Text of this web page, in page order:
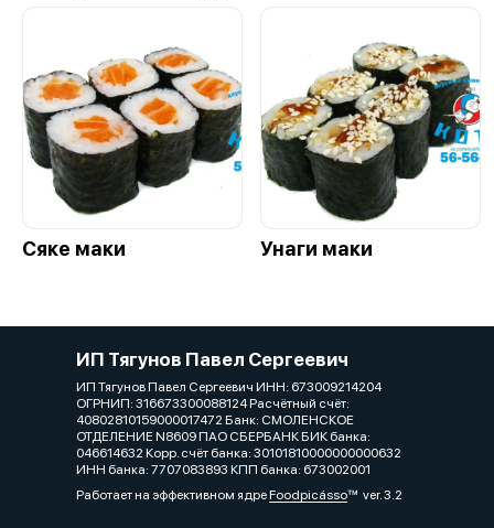
Сяке маки Унаги маки
ИП Тягунов Павел Сергеевич
ИП Тягунов Павел Сергеевич ИНН: 673009214204
ОГРНИП: 316673300088124 Расчётный счёт:
40802810159000017472 Банк: СМОЛЕНСКОЕ
ОТДЕЛЕНИЕ N8609 ПАО СБЕРБАНК БИК банка:
046614632 Корр. счёт банка: 30101810000000000632
ИНН банка: 7707083893 КПП банка: 673002001
Работает на эффективном ядреFoodpicássover. 3.2